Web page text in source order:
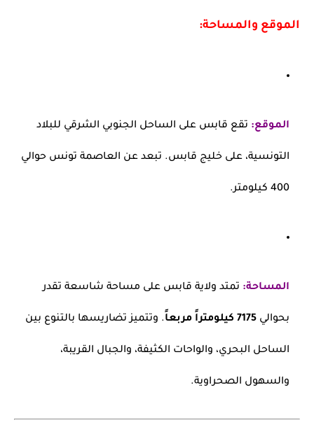
الموقع والمساحة:
الموقع: تقع قابس على الساحل الجنوبي الشرقي للبلاد
التونسية، على خليج قابس. تبعد عن العاصمة تونس حوالي
400 كيلومتر.
المساحة: تمتد ولاية قابس على مساحة شاسعة تقدر
بحوالي 7175 كيلومتراً مربعاً . وتتميز تضاريسها بالتنوع بين
الساحل البحري، والواحات الكثيفة، والجبال القريبة،
والسهول الصحراوية.